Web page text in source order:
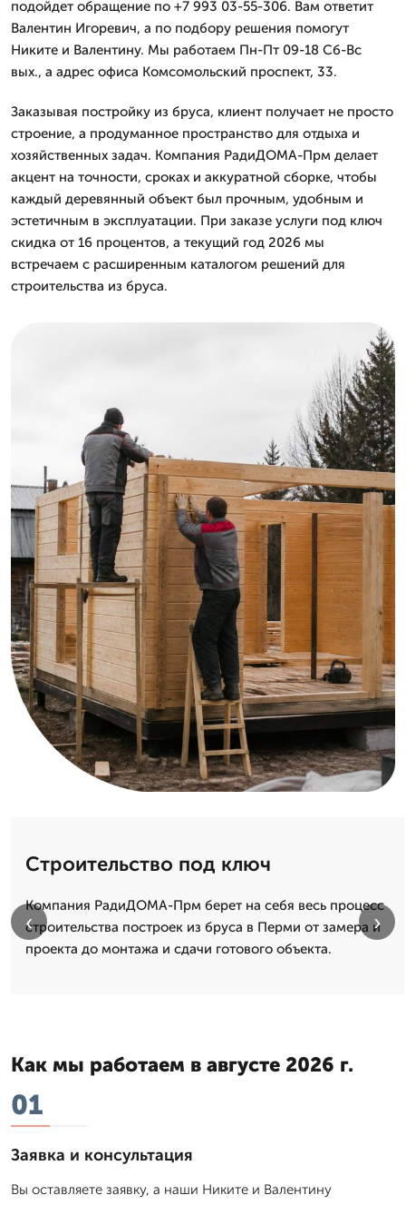
подойдет обращение по +7 993 03-55-306. Вам ответит
Валентин Игоревич, а по подбору решения помогут
Никите и Валентину. Мы работаем Пн-Пт 09-18 Сб-Вс
вых., а адрес офиса Комсомольский проспект, 33.
Заказывая постройку из бруса, клиент получает не просто
строение, а продуманное пространство для отдыха и
хозяйственных задач. Компания РадиДОМА-Прм делает
акцент на точности, сроках и аккуратной сборке, чтобы
каждый деревянный объект был прочным, удобным и
эстетичным в эксплуатации. При заказе услуги под ключ
скидка от 16 процентов, а текущий год 2026 мы
встречаем с расширенным каталогом решений для
строительства из бруса.
Строительство под ключ
Компания РадиДОМА-Прм берет на себя весь процесс
строительства построек из бруса в Перми от замера и
проекта до монтажа и сдачи готового объекта.
‹ ›
Как мы работаем в августе 2026 г.
01
Заявка и консультация
Вы оставляете заявку, а наши Никите и Валентину